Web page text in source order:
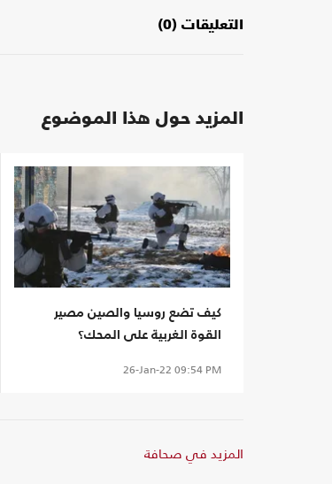
التعليقات (0)
المزيد حول هذا الموضوع
كيف تضع روسيا والصين مصير
القوة الغربية على المحك؟
26-Jan-22 09:54 PM
المزيد في صحافة